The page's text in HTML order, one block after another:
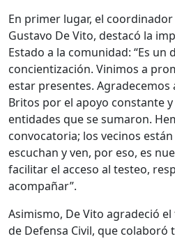
En primer lugar, el
Gustavo De Vito, destacó la
Estado a la comunidad: “Es un
concientización. Vinimos a
estar presentes.
Britos por el apoyo constante
entidades que se sumaron.
convocatoria; los vecinos
escuchan y ven, por eso, es
facilitar el acceso al testeo,
acompañar”.
Asimismo, De Vito agradeció
de Defensa Civil, que colaboró